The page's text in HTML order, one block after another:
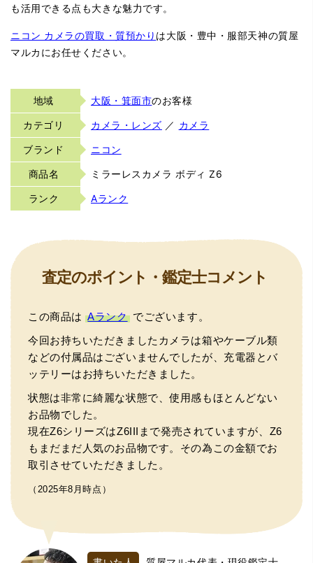
も活用できる点も大きな魅力です。
ニコン カメラの買取・質預かり は大阪・豊中・服部天神の質屋
マルカにお任せください。
地域 大阪・箕面市のお客様
カテゴリ カメラ・レンズ ／ カメラ
ブランド ニコン
商品名 ミラーレスカメラ ボディ Z6
ランク Aランク
査定のポイント・鑑定士コメント
この商品はAランクでございます。
今回お持ちいただきましたカメラは箱やケーブル類
などの付属品はございませんでしたが、充電器とバ
ッテリーはお持ちいただきました。
状態は非常に綺麗な状態で、使用感もほとんどない
お品物でした。
現在Z6シリーズはZ6IIIまで発売されていますが、Z6
もまだまだ人気のお品物です。その為この金額でお
取引させていただきました。
（2025年8月時点）